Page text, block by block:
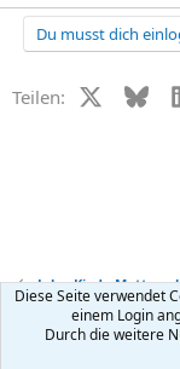
Du musst dich
Teilen: X
Job + Kind -
Kontakt
Diese Seite verwendet
einem Login
Durch die weitere